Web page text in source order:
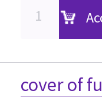
cover of